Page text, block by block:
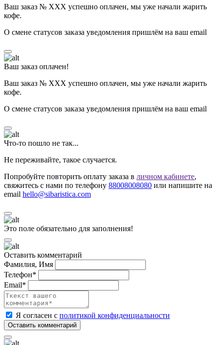
Ваш заказ № ХХХ успешно оплачен, мы уже начали жарить
кофе.
О смене статусов заказа уведомления пришлём на ваш email
Ваш заказ оплачен!
Ваш заказ № ХХХ успешно оплачен, мы уже начали жарить
кофе.
О смене статусов заказа уведомления пришлём на ваш email
Что-то пошло не так...
Не переживайте, такое случается.
Попробуйте повторить оплату заказа в личном кабинете,
свяжитесь с нами по телефону 88008008080 или напишите на
email hello@sibaristica.com
Это поле обязательно для заполнения!
Оставить комментарий
Фамилия, Имя
Телефон*
Email*
Я согласен с политикой конфиденциальности